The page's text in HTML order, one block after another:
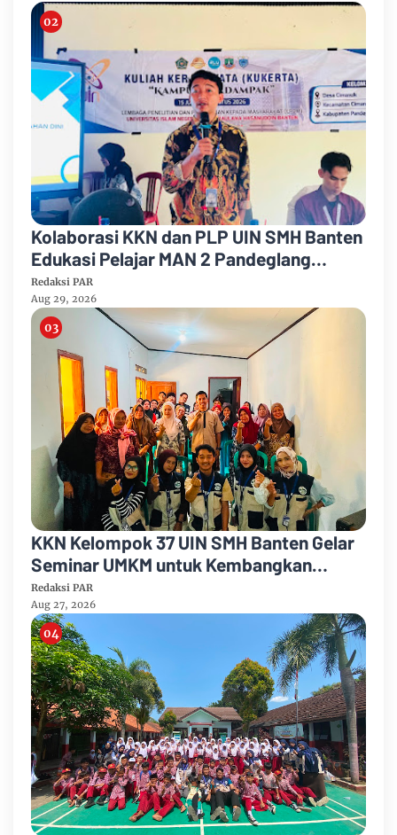
Kolaborasi KKN dan PLP UIN SMH Banten
Edukasi Pelajar MAN 2 Pandeglang
tentang Bahaya Pernikahan Dini
Redaksi PAR
Aug 29, 2026
KKN Kelompok 37 UIN SMH Banten Gelar
Seminar UMKM untuk Kembangkan
Potensi Desa Cimanuk
Redaksi PAR
Aug 27, 2026